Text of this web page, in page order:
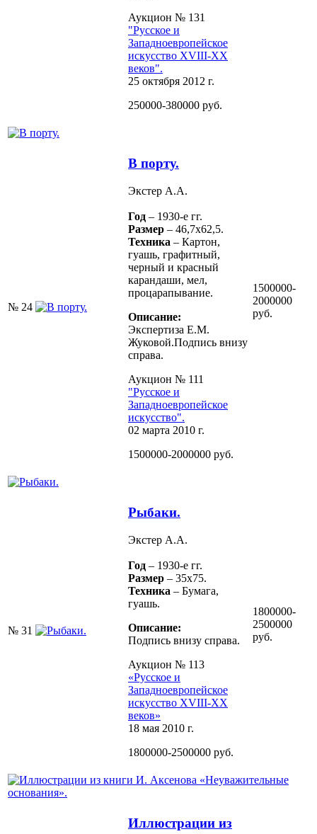
Аукцион № 131
"Русское и
Западноевропейское
искусство XVIII-ХХ
веков".
25 октября 2012 г.
250000-380000 руб.
№ 24
В порту.
Экстер А.А.
Год – 1930-е гг.
Размер – 46,7х62,5.
Техника – Картон,
гуашь, графитный,
черный и красный
карандаши, мел,
процарапывание.
Описание:
Экспертиза Е.М.
Жуковой.Подпись внизу
справа.
Аукцион № 111
"Русское и
Западноевропейское
искусство".
02 марта 2010 г.
1500000-2000000 руб.
1500000-
2000000
руб.
№ 31
Рыбаки.
Экстер А.А.
Год – 1930-е гг.
Размер – 35х75.
Техника – Бумага,
гуашь.
Описание:
Подпись внизу справа.
Аукцион № 113
«Русское и
Западноевропейское
искусство XVIII-ХХ
веков»
18 мая 2010 г.
1800000-2500000 руб.
1800000-
2500000
руб.
Иллюстрации из